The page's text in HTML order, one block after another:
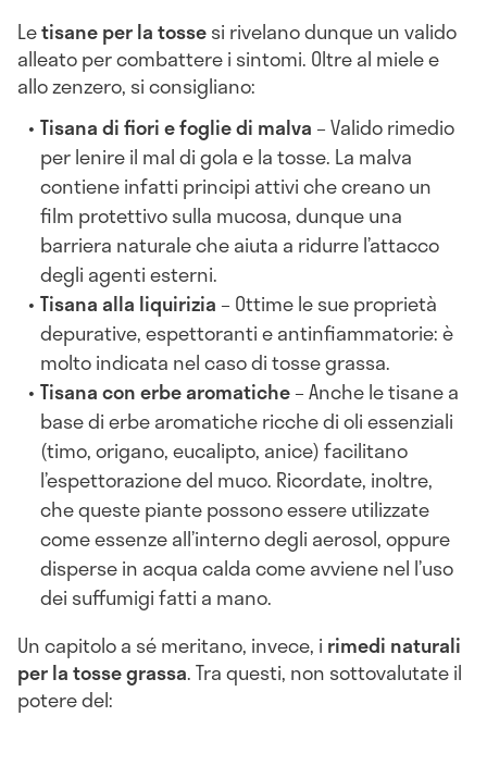
Letisane per la tossesi rivelano dunque un valido
alleato per combattere i sintomi. Oltre al miele e
allo zenzero, si consigliano:
Tisana di fiori e foglie di malva – Valido rimedio
per lenire il mal di gola e la tosse. La malva
contiene infatti principi attivi che creano un
film protettivo sulla mucosa, dunque una
barriera naturale che aiuta a ridurre l’attacco
degli agenti esterni.
Tisana alla liquirizia – Ottime le sue proprietà
depurative, espettoranti e antinfiammatorie: è
molto indicata nel caso di tosse grassa.
Tisana con erbe aromatiche– Anche le tisane a
base di erbe aromatiche ricche di oli essenziali
(timo, origano, eucalipto, anice) facilitano
l’espettorazione del muco. Ricordate, inoltre,
che queste piante possono essere utilizzate
come essenze all’interno degli aerosol, oppure
disperse in acqua calda come avviene nel l’uso
dei suffumigi fatti a mano.
Un capitolo a sé meritano, invece, i rimedi naturali
per la tosse grassa. Tra questi, non sottovalutate il
potere del: